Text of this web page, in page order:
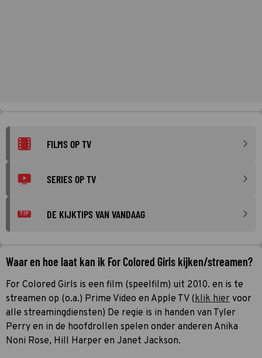
FILMS OP TV
SERIES OP TV
TIP DE KIJKTIPS VAN VANDAAG
Waar en hoe laat kan ik For Colored Girls kijken/streamen?
For Colored Girls is een film (speelfilm) uit 2010. en is te
streamen op (o.a.) Prime Video en Apple TV (klik hier voor
alle streamingdiensten) De regie is in handen van Tyler
Perry en in de hoofdrollen spelen onder anderen Anika
Noni Rose, Hill Harper en Janet Jackson.